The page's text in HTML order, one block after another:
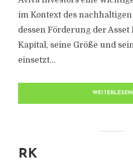
im Kontext des
dessen Förderung der Asset
Kapital, seine Größe und
einsetzt...
WEITERLESEN
RK